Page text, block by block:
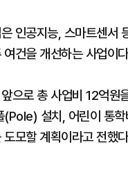
인공지능, 스마트센서
건을 개선하는 사업이
으로 총 사업비 12억원
설치, 어린이 통
모할 계획이라고 전했